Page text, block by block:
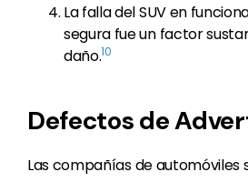
La falla del SUV en
segura fue un factor
daño.10
Defectos de
Las compañías de automóviles